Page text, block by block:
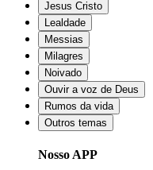
Jesus Cristo
Lealdade
Messias
Milagres
Noivado
Ouvir a voz de Deus
Rumos da vida
Outros temas
Nosso APP